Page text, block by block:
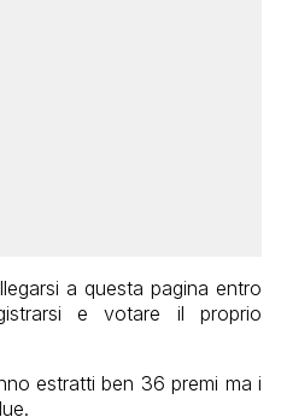
a questa pagina entro
e votare il proprio
estratti ben 36 premi ma i